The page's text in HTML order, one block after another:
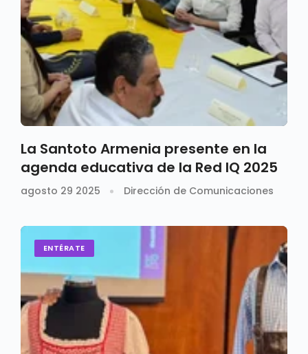
La Santoto Armenia presente en la
agenda educativa de la Red IQ 2025
agosto 29 2025 Dirección de Comunicaciones
ENTÉRATE